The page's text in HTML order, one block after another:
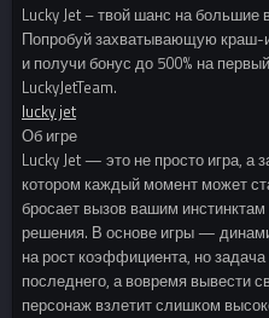
Lucky Jet – твой шанс на большие
Попробуй захватывающую краш-
и получи бонус до 500% на
LuckyJetTeam.
lucky jet
Об игре
Lucky Jet — это не просто игра,
котором каждый момент может
бросает вызов вашим
решения. В основе игры —
на рост коэффициента, но
последнего, а вовремя вывести
персонаж взлетит слишком